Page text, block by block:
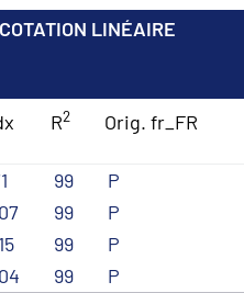
LINÉAIRE
R2 Orig. fr_FR
99
P
99
P
99
P
99
P